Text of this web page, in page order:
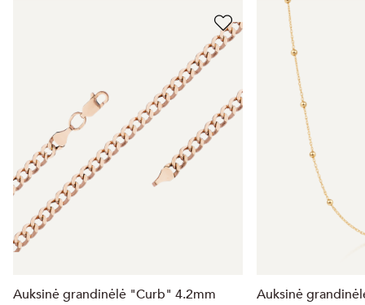
Auksinė grandinėlė "Curb" 4.2mm Auksinė